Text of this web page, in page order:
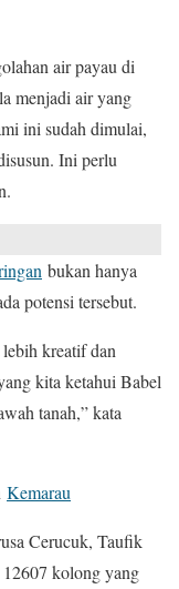
air payau di
menjadi air yang
ini sudah dimulai,
Ini perlu
bukan hanya
potensi tersebut.
kreatif dan
kita ketahui Babel
tanah,” kata
Kemarau
Cerucuk, Taufik
kolong yang